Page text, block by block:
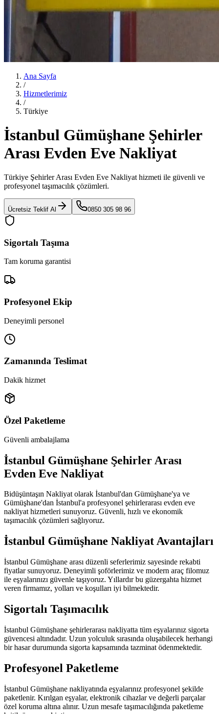
Ana Sayfa
/
Hizmetlerimiz
/
Türkiye
İstanbul Gümüşhane Şehirler
Arası Evden Eve Nakliyat
Türkiye Şehirler Arası Evden Eve Nakliyat hizmeti ile güvenli ve
profesyonel taşımacılık çözümleri.
Ücretsiz Teklif Al 0850 305 98 96
Sigortalı Taşıma
Tam koruma garantisi
Profesyonel Ekip
Deneyimli personel
Zamanında Teslimat
Dakik hizmet
Özel Paketleme
Güvenli ambalajlama
İstanbul Gümüşhane Şehirler Arası
Evden Eve Nakliyat
Bidüşüntaşın Nakliyat olarak İstanbul'dan Gümüşhane'ya ve
Gümüşhane'dan İstanbul'a profesyonel şehirlerarası evden eve
nakliyat hizmetleri sunuyoruz. Güvenli, hızlı ve ekonomik
taşımacılık çözümleri sağlıyoruz.
İstanbul Gümüşhane Nakliyat Avantajları
İstanbul Gümüşhane arası düzenli seferlerimiz sayesinde rekabti
fiyatlar sunuyoruz. Deneyimli şoförlerimiz ve modern araç filomuz
ile eşyalarınızı güvenle taşıyoruz. Yıllardır bu güzergahta hizmet
veren firmamız, yolları ve koşulları iyi bilmektedir.
Sigortalı Taşımacılık
İstanbul Gümüşhane şehirlerarası nakliyatta tüm eşyalarınız sigorta
güvencesi altındadır. Uzun yolculuk sırasında oluşabilecek herhangi
bir hasar durumunda sigorta kapsamında tazminat ödenmektedir.
Profesyonel Paketleme
İstanbul Gümüşhane nakliyatında eşyalarınız profesyonel şekilde
paketlenir. Kırılgan eşyalar, elektronik cihazlar ve değerli parçalar
özel koruma altına alınır. Uzun mesafe taşımacılığında paketleme